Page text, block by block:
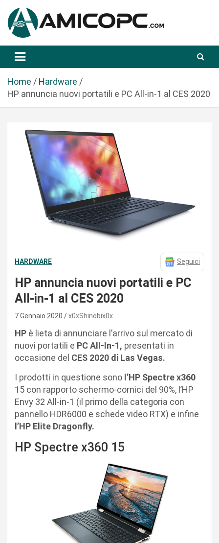
a
Amicopc.com
Home
Hardware
HP annuncia nuovi portatili e PC All-in-1 al CES 2020
HARDWARE Seguici
HP annuncia nuovi portatili e PC
All-in-1 al CES 2020
7 Gennaio 2020 x0xShinobix0x
HP è lieta di annunciare l’arrivo sul mercato di
nuovi portatili e PC All-In-1, presentati in
occasione del CES 2020 di Las Vegas.
I prodotti in questione sono l’HP Spectre x360
15 con rapporto schermo-cornici del 90%, l’HP
Envy 32 All-in-1 (il primo della categoria con
pannello HDR6000 e schede video RTX) e infine
l’HP Elite Dragonfly.
HP Spectre x360 15